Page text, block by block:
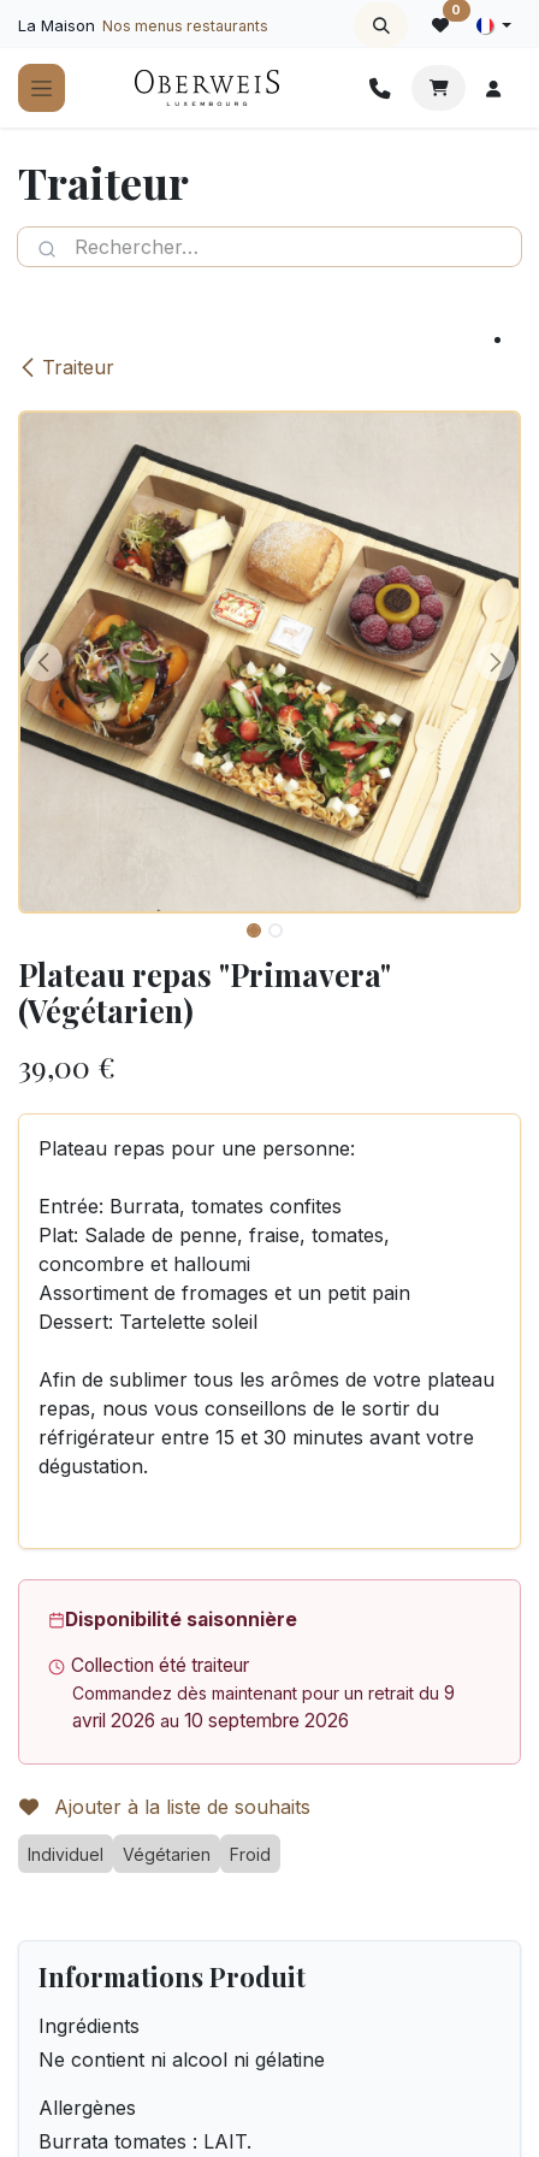
La Maison Nos menus restaurants
0
Traiteur
Traiteur
Plateau repas "Primavera"
(Végétarien)
39,00 €
Plateau repas pour une personne:
Entrée: Burrata, tomates confites
Plat: Salade de penne, fraise, tomates,
concombre et halloumi
Assortiment de fromages et un petit pain
Dessert: Tartelette soleil
Afin de sublimer tous les arômes de votre plateau
repas, nous vous conseillons de le sortir du
réfrigérateur entre 15 et 30 minutes avant votre
dégustation.
Disponibilité saisonnière
Collection été traiteur
Commandez dès maintenant pour un retrait du 9
avril 2026 au 10 septembre 2026
Ajouter à la liste de souhaits
Individuel Végétarien Froid
Informations Produit
Ingrédients
Ne contient ni alcool ni gélatine
Allergènes
Burrata tomates : LAIT.